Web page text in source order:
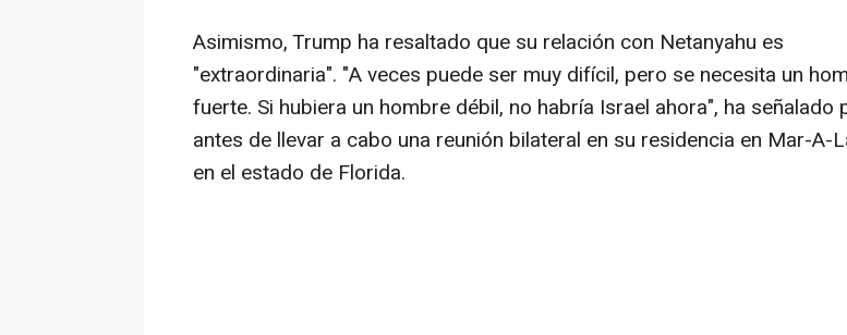
Asimismo, Trump ha resaltado que su relación con Netanyahu es
"extraordinaria". "A veces puede ser muy difícil, pero se necesita un
fuerte. Si hubiera un hombre débil, no habría Israel ahora", ha señalado
antes de llevar a cabo una reunión bilateral en su residencia en Mar-A-
en el estado de Florida.